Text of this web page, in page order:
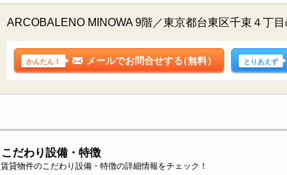
ARCOBALENO MINOWA 9階／東京都台東区千束４丁
かんたん！ メールでお問合せする（無料） とりあえず
こだわり設備・特徴
賃貸物件のこだわり設備・特徴の詳細情報をチェック！